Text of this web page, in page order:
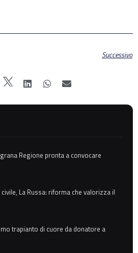
Successivo
Regione pronta a convocare
La Russa: riforma che valorizza il
trapianto di cuore da donatore a